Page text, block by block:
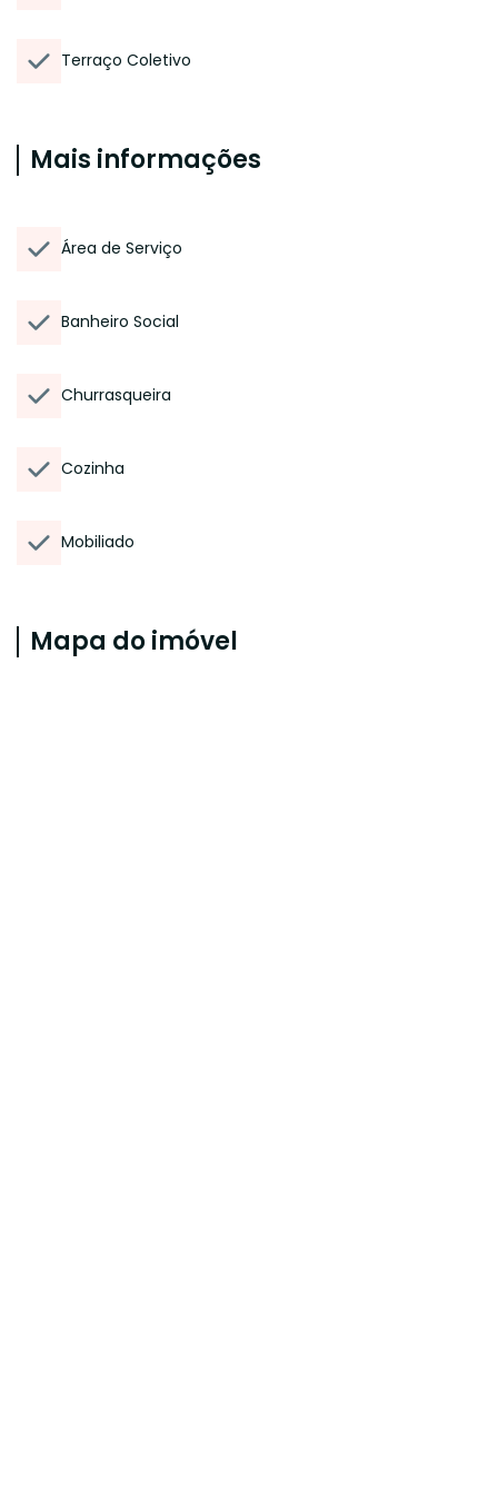
Terraço Coletivo
Mais informações
Área de Serviço
Banheiro Social
Churrasqueira
Cozinha
Mobiliado
Mapa do imóvel